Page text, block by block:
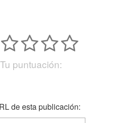
Tu puntuación:
de esta publicación: